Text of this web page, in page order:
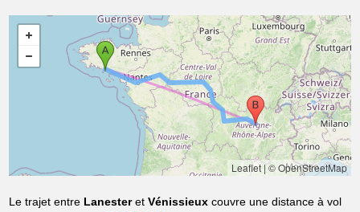
Leaflet|© OpenStreetMap
Le trajet entre LanesteretVénissieux couvre une distance à vol